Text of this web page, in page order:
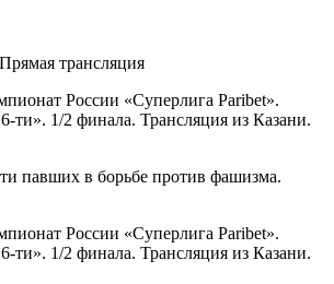
трансляция
России «Суперлига Paribet».
1/2 финала. Трансляция из Казани.
павших в борьбе против фашизма.
России «Суперлига Paribet».
1/2 финала. Трансляция из Казани.